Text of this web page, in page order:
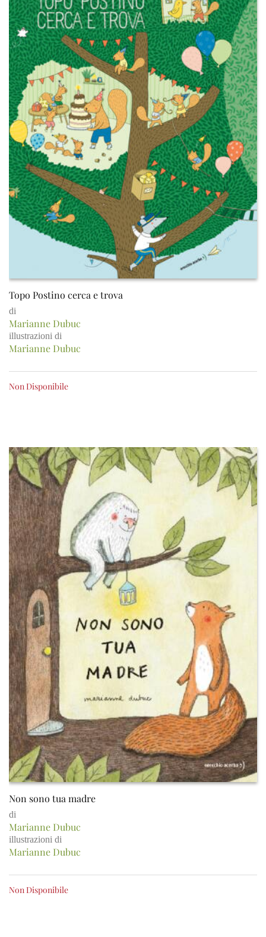
Topo Postino cerca e trova
di
Marianne Dubuc
illustrazioni di
Marianne Dubuc
Non Disponibile
Non sono tua madre
di
Marianne Dubuc
illustrazioni di
Marianne Dubuc
Non Disponibile